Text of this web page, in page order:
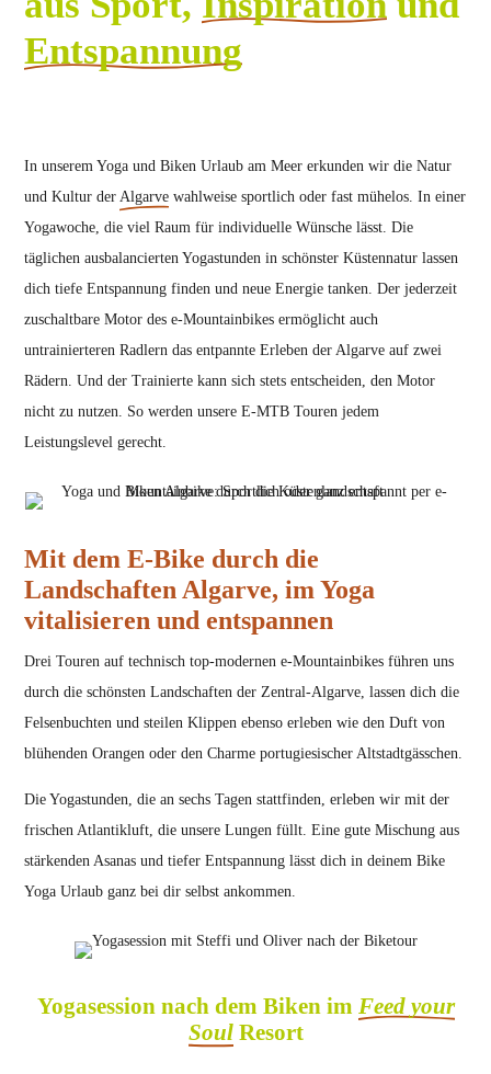
Entspannung
In unserem Yoga und Biken Urlaub am Meer erkunden wir die Natur
und Kultur derAlgarve wahlweise sportlich oder fast mühelos. In einer
Yogawoche, die viel Raum für individuelle Wünsche lässt. Die
täglichen ausbalancierten Yogastunden in schönster Küstennatur lassen
dich tiefe Entspannung finden und neue Energie tanken. Der jederzeit
zuschaltbare Motor des e-Mountainbikes ermöglicht auch
untrainierteren Radlern das entpannte Erleben der Algarve auf zwei
Rädern. Und der Trainierte kann sich stets entscheiden, den Motor
nicht zu nutzen. So werden unsere E-MTB Touren jedem
Leistungslevel gerecht.
Mit dem E-Bike durch die
Landschaften Algarve, im Yoga
vitalisieren und entspannen
Drei Touren auf technisch top-modernen e-Mountainbikes führen uns
durch die schönsten Landschaften der Zentral-Algarve, lassen dich die
Felsenbuchten und steilen Klippen ebenso erleben wie den Duft von
blühenden Orangen oder den Charme portugiesischer Altstadtgässchen.
Die Yogastunden, die an sechs Tagen stattfinden, erleben wir mit der
frischen Atlantikluft, die unsere Lungen füllt. Eine gute Mischung aus
stärkenden Asanas und tiefer Entspannung lässt dich in deinem Bike
Yoga Urlaub ganz bei dir selbst ankommen.
Yogasession nach dem Biken im Feed your
SoulResort